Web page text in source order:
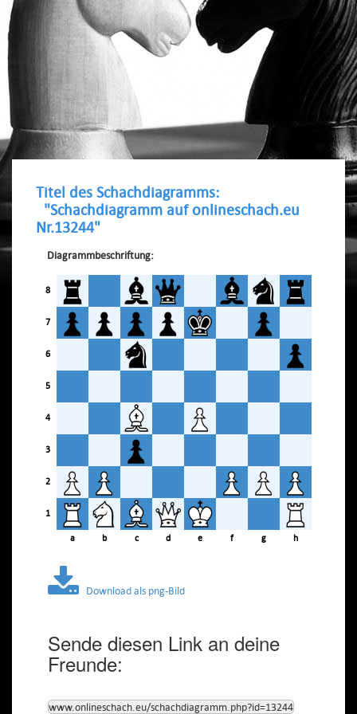
Titel des Schachdiagramms:
"Schachdiagramm auf onlineschach.eu
Nr.13244"
Diagrammbeschriftung:
8
7
6
5
4
3
2
1
a b c d e f g h
Download als png-Bild
Sende diesen Link an deine
Freunde:
www.onlineschach.eu/schachdiagramm.php?id=13244